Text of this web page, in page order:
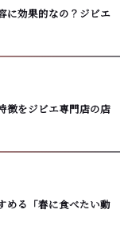
に効果的なの？ジビエ
徴をジビエ専門店の店
める「春に食べたい動